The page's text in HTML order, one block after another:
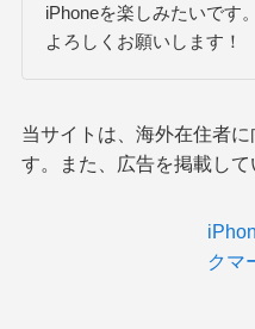
iPhoneを楽しみたいです。
よろしくお願いします！
当サイトは、海外在住者
す。また、広告を掲載して
クマ